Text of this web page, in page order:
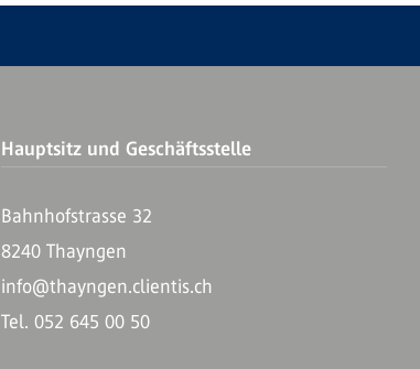
Hauptsitz und Geschäftsstelle
Bahnhofstrasse 32
8240 Thayngen
info@thayngen.clientis.ch
Tel. 052 645 00 50